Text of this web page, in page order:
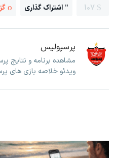
107 اشتراک گذاری
پرسپولیس
مشاهده برنامه و نتایج
ویدئو خلاصه بازی های